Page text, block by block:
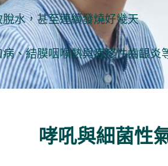
水，甚至連續發燒好幾天
、結膜咽喉熱與疱疹性齒齦炎
哮吼與細菌性